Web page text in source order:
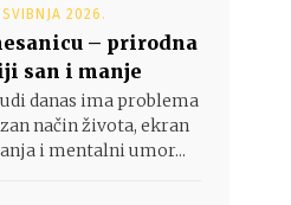
2026.
– prirodna
san i manje
danas ima problema
način života, ekran
i mentalni umor...